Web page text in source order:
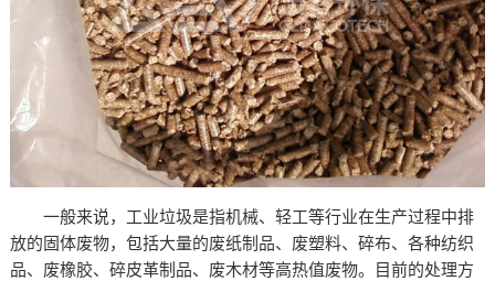
一般来说，工业垃圾是指机械、轻工等行业在生产过程中排
放的固体废物，包括大量的废纸制品、废塑料、碎布、各种纺织
品、废橡胶、碎皮革制品、废木材等高热值废物。目前的处理方